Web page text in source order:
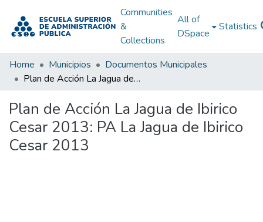
Communities
&
Collections
All of
DSpace
Statistics
Home Municipios
Documentos Municipales
Plan de Acción La Jagua de Ibirico Cesar 2013: PA La Jagua de Ibirico Cesar 2013
Plan de Acción La Jagua de Ibirico
Cesar 2013: PA La Jagua de Ibirico
Cesar 2013